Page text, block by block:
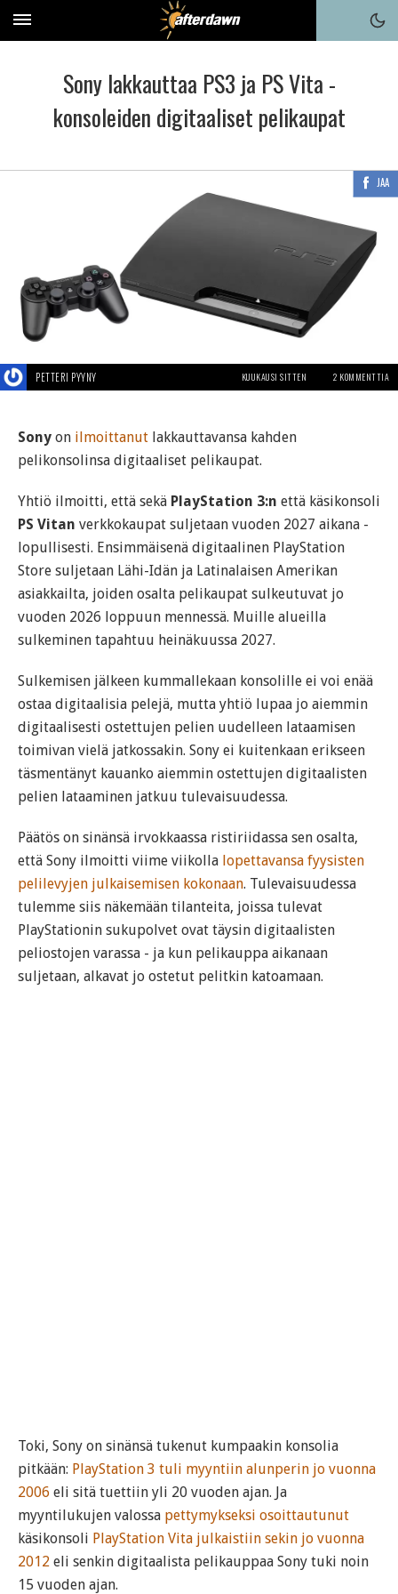
Sony lakkauttaa PS3 ja PS Vita -
konsoleiden digitaaliset pelikaupat
JAA
PETTERI PYYNY KUUKAUSI SITTEN 2 KOMMENTTIA
Sony on ilmoittanut lakkauttavansa kahden
pelikonsolinsa digitaaliset pelikaupat.
Yhtiö ilmoitti, että sekä PlayStation 3:n että käsikonsoli
PS Vitan verkkokaupat suljetaan vuoden 2027 aikana -
lopullisesti. Ensimmäisenä digitaalinen PlayStation
Store suljetaan Lähi-Idän ja Latinalaisen Amerikan
asiakkailta, joiden osalta pelikaupat sulkeutuvat jo
vuoden 2026 loppuun mennessä. Muille alueilla
sulkeminen tapahtuu heinäkuussa 2027.
Sulkemisen jälkeen kummallekaan konsolille ei voi enää
ostaa digitaalisia pelejä, mutta yhtiö lupaa jo aiemmin
digitaalisesti ostettujen pelien uudelleen lataamisen
toimivan vielä jatkossakin. Sony ei kuitenkaan erikseen
täsmentänyt kauanko aiemmin ostettujen digitaalisten
pelien lataaminen jatkuu tulevaisuudessa.
Päätös on sinänsä irvokkaassa ristiriidassa sen osalta,
että Sony ilmoitti viime viikolla lopettavansa fyysisten
pelilevyjen julkaisemisen kokonaan. Tulevaisuudessa
tulemme siis näkemään tilanteita, joissa tulevat
PlayStationin sukupolvet ovat täysin digitaalisten
peliostojen varassa - ja kun pelikauppa aikanaan
suljetaan, alkavat jo ostetut pelitkin katoamaan.
Toki, Sony on sinänsä tukenut kumpaakin konsolia
pitkään: PlayStation 3 tuli myyntiin alunperin jo vuonna
2006 eli sitä tuettiin yli 20 vuoden ajan. Ja
myyntilukujen valossa pettymykseksi osoittautunut
käsikonsoli PlayStation Vita julkaistiin sekin jo vuonna
2012 eli senkin digitaalista pelikauppaa Sony tuki noin
15 vuoden ajan.